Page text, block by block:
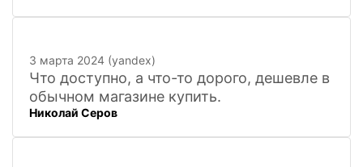
3 марта 2024 (yandex)
Что доступно, а что-то дорого, дешевле в
обычном магазине купить.
Николай Серов